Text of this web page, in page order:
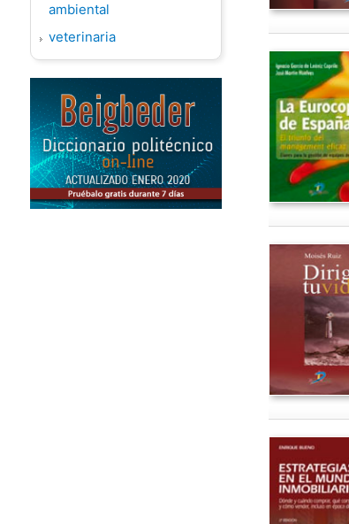
ambiental
veterinaria